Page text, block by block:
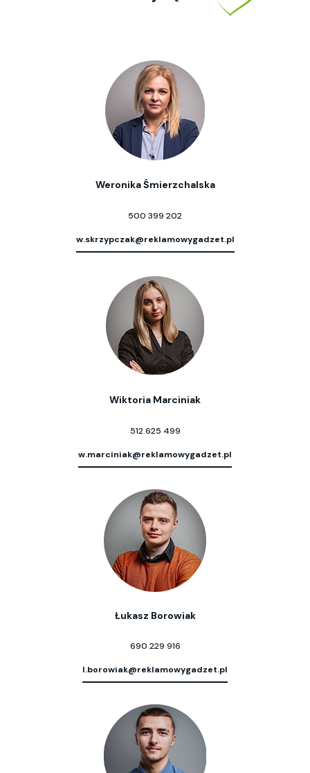
Weronika Śmierzchalska
500 399 202
w.skrzypczak@reklamowygadzet.pl
Wiktoria Marciniak
512 625 499
w.marciniak@reklamowygadzet.pl
Łukasz Borowiak
690 229 916
l.borowiak@reklamowygadzet.pl